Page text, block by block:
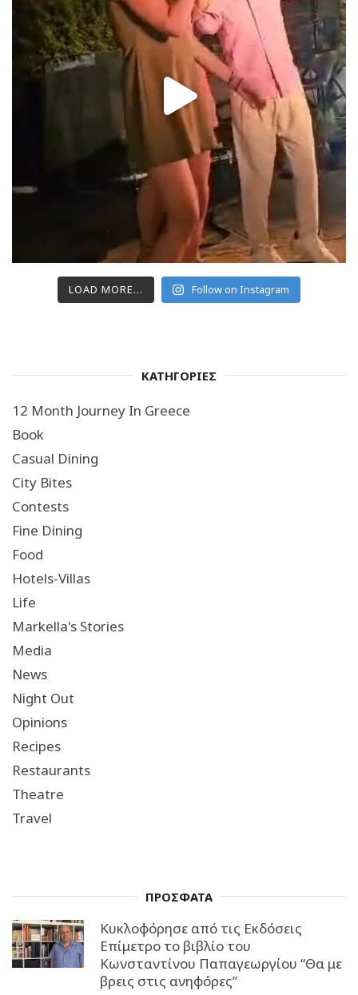
LOAD MORE... Follow on Instagram
ΚΑΤΗΓΟΡΙΕΣ
12 Month Journey In Greece
Book
Casual Dining
City Bites
Contests
Fine Dining
Food
Hotels-Villas
Life
Markella's Stories
Media
News
Night Out
Opinions
Recipes
Restaurants
Theatre
Travel
ΠΡΟΣΦΑΤΑ
Κυκλοφόρησε από τις Εκδόσεις
Επίμετρο το βιβλίο του
Κωνσταντίνου Παπαγεωργίου “Θα με
βρεις στις ανηφόρες”